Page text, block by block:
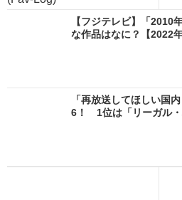
【フジテレビ】「2010
な作品はなに？【2022
「再放送してほしい国
6！ 1位は「リーガル